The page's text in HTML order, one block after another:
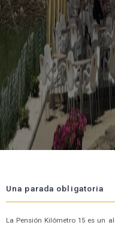
Una parada obligatoria
La Pensión Kilómetro 15 es un